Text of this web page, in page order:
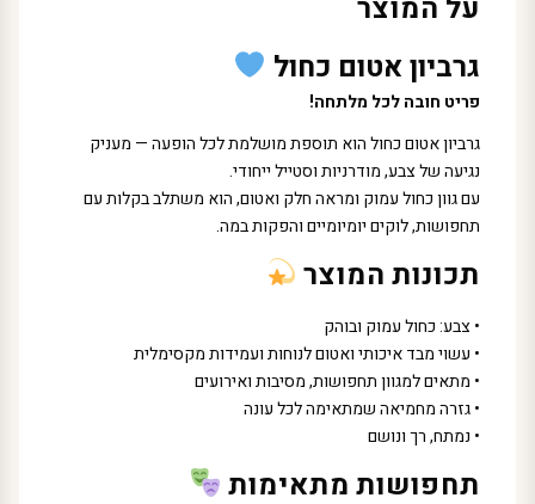
על המוצר
גרביון אטום כחול
פריט חובה לכל מלתחה!
גרביון אטום כחול הוא תוספת מושלמת לכל הופעה — מעניק
נגיעה של צבע, מודרניות וסטייל ייחודי.
עם גוון כחול עמוק ומראה חלק ואטום, הוא משתלב בקלות עם
תחפושות, לוקים יומיומיים והפקות במה.
תכונות המוצר
• צבע: כחול עמוק ובוהק
• עשוי מבד איכותי ואטום לנוחות ועמידות מקסימלית
• מתאים למגוון תחפושות, מסיבות ואירועים
• גזרה מחמיאה שמתאימה לכל עונה
• נמתח, רך ונושם
תחפושות מתאימות